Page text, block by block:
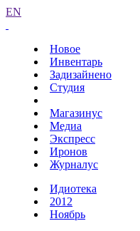
EN
Новое
Инвентарь
Задизайнено
Студия
Магазинус
Медиа
Экспресс
Иронов
Журналус
Идиотека
2012
Ноябрь